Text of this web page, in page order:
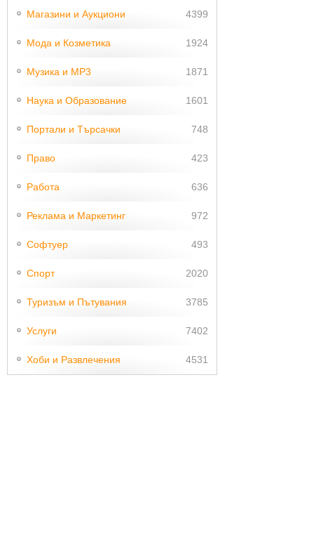
Магазини и Аукциони 4399
Мода и Козметика 1924
Музика и MP3 1871
Наука и Образование 1601
Портали и Търсачки 748
Право 423
Работа 636
Реклама и Маркетинг 972
Софтуер 493
Спорт 2020
Туризъм и Пътувания 3785
Услуги 7402
Хоби и Развлечения 4531